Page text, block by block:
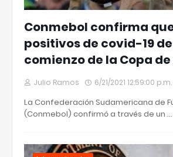
Conmebol confirma
positivos de covid-19
comienzo de la Copa
Julio Ramos 6/21/2021 12:59:00 p.m.
La Confederación Sudamericana de
(Conmebol) confirmó a través de un …